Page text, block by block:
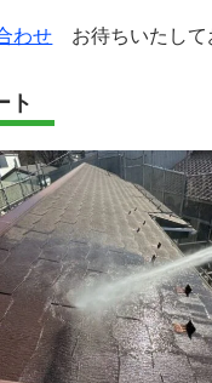
わせ お待ちいたして
ト